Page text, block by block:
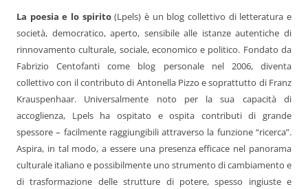
La poesia e lo spirito(Lpels) è un blog collettivo di letteratura e
società, democratico, aperto, sensibile alle istanze autentiche di
rinnovamento culturale, sociale, economico e politico. Fondato da
Fabrizio Centofanti come blog personale nel 2006, diventa
collettivo con il contributo di Antonella Pizzo e soprattutto di Franz
Krauspenhaar. Universalmente noto per la sua capacità di
accoglienza, Lpels ha ospitato e ospita contributi di grande
spessore – facilmente raggiungibili attraverso la funzione “ricerca”.
Aspira, in tal modo, a essere una presenza efficace nel panorama
culturale italiano e possibilmente uno strumento di cambiamento e
di trasformazione delle strutture di potere, spesso ingiuste e